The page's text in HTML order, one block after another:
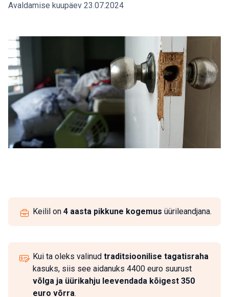
Avaldamise kuupäev 23.07.2024
Keilil on 4 aasta pikkune kogemus üürileandjana.
Kui ta oleks valinud traditsioonilise tagatisraha
kasuks, siis see aidanuks 4400 euro suurust
võlga ja üürikahju leevendada kõigest 350
euro võrra.